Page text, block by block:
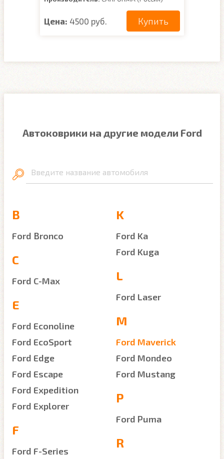
Цена: 4500 руб. Купить
Автоковрики на другие модели Ford
Введите название автомобиля
B
Ford Bronco
C
Ford C-Max
E
Ford Econoline
Ford EcoSport
Ford Edge
Ford Escape
Ford Expedition
Ford Explorer
F
Ford F-Series
K
Ford Ka
Ford Kuga
L
Ford Laser
M
Ford Maverick
Ford Mondeo
Ford Mustang
P
Ford Puma
R